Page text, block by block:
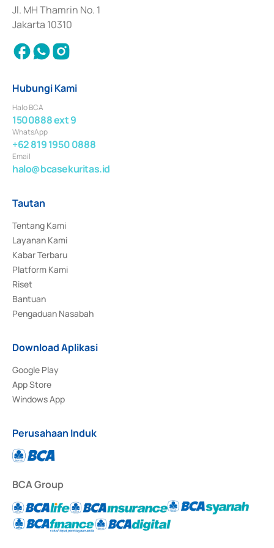
Jl. MH Thamrin No. 1
Jakarta 10310
Hubungi Kami
Halo BCA
1500888 ext 9
WhatsApp
+62 819 1950 0888
Email
halo@bcasekuritas.id
Tautan
Tentang Kami
Layanan Kami
Kabar Terbaru
Platform Kami
Riset
Bantuan
Pengaduan Nasabah
Download Aplikasi
Google Play
App Store
Windows App
Perusahaan Induk
BCA Group